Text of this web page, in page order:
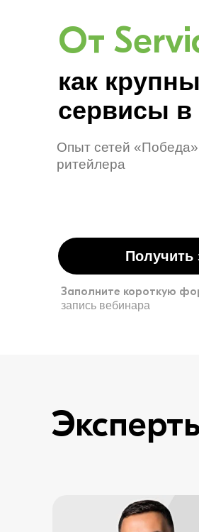
Заполните короткую
запись вебинара
Опыт сетей
ритейлера
как
сервисы в
От
Получить